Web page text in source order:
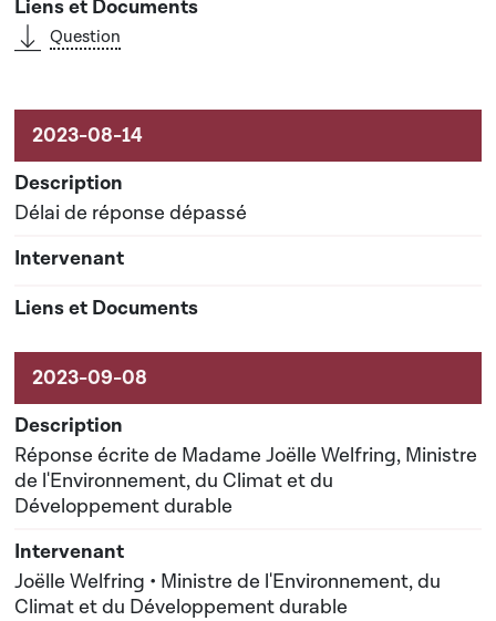
Question
Délai de réponse dépassé
Réponse écrite de Madame Joëlle Welfring, Ministre
de l'Environnement, du Climat et du
Développement durable
Joëlle Welfring • Ministre de l'Environnement, du
Climat et du Développement durable